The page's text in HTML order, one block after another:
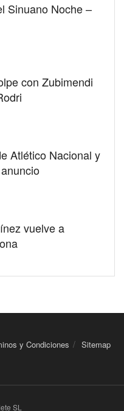
Sinuano Noche –
con Zubimendi
Atlético Nacional y
vuelve a
y Condiciones Sitemap
SL